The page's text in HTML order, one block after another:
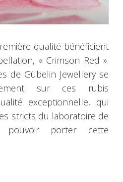
qualité bénéficient
« Crimson Red ».
de Gübelin Jewellery se
sur ces rubis
exceptionnelle, qui
stricts du laboratoire de
pouvoir porter cette